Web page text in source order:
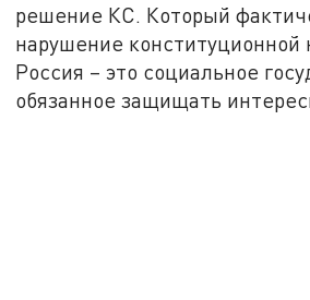
решение КС. Который
нарушение конституционной
Россия – это социальное
обязанное защищать